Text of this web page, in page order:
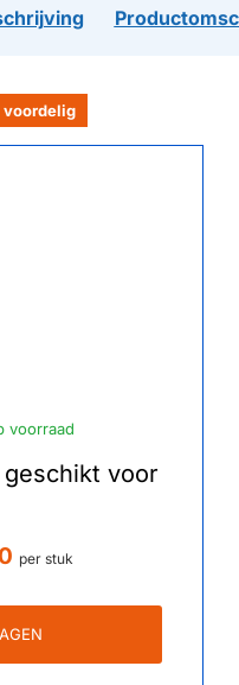
voordelig
voorraad
voor
per stuk